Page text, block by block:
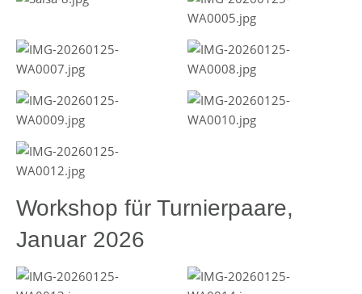
Workshop für Turnierpaare,
Januar 2026